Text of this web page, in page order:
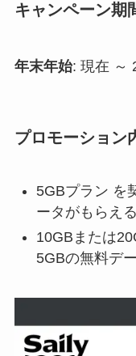
キャンペーン期
年末年始: 現在 ～
プロモーション
5GBプラン を
ータがもらえる
10GBまたは
5GBの無料デ